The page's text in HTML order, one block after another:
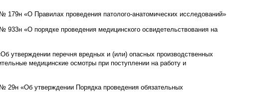
179н «О Правилах проведения патолого-анатомических исследований»
«О порядке проведения медицинского освидетельствования на
утверждении перечня вредных и (или) опасных производственных
медицинские осмотры при поступлении на работу и
29н «Об утверждении Порядка проведения обязательных